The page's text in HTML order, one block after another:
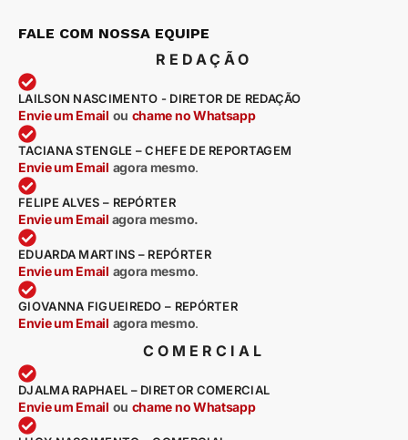
FALE COM NOSSA EQUIPE
REDAÇÃO
LAILSON NASCIMENTO - DIRETOR DE REDAÇÃO
Envie um Email ou chame no Whatsapp
TACIANA STENGLE – CHEFE DE REPORTAGEM
Envie um Email agora mesmo.
FELIPE ALVES – REPÓRTER
Envie um Email agora mesmo.
EDUARDA MARTINS – REPÓRTER
Envie um Email agora mesmo.
GIOVANNA FIGUEIREDO – REPÓRTER
Envie um Email agora mesmo.
COMERCIAL
DJALMA RAPHAEL – DIRETOR COMERCIAL
Envie um Email ou chame no Whatsapp